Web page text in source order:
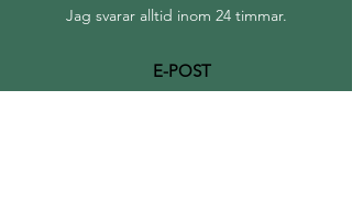
Jag svarar alltid inom 24 timmar.
E-POST